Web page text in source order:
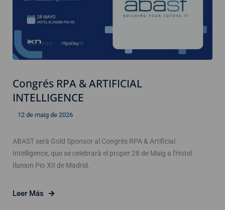
Congrés RPA & ARTIFICIAL
INTELLIGENCE
12 de maig de 2026
ABAST serà Gold Sponsor al Congrés RPA & Artificial
Intelligence, que se celebrarà el proper 28 de Maig a l'Hotel
Ilunion Pio XII de Madrid.
Leer Más